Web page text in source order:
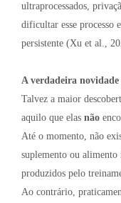
ultraprocessados,
dificultar esse processo
persistente (Xu et al.,
A verdadeira
Talvez a maior
aquilo que elas não
Até o momento, não
suplemento ou alimento
produzidos pelo
Ao contrário,